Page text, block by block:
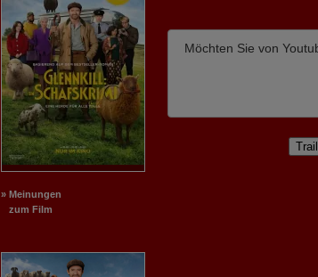
» Meinungen
zum Film
Möchten Sie von